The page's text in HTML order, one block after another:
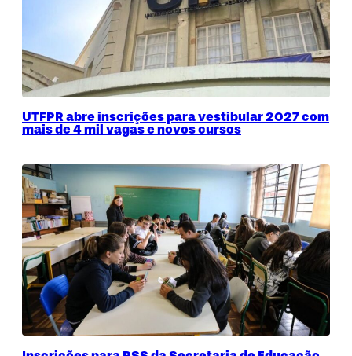
UTFPR abre inscrições para vestibular 2027 com
mais de 4 mil vagas e novos cursos